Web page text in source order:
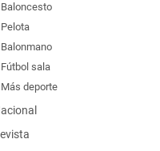
Baloncesto
Pelota
Balonmano
Fútbol sala
Más deporte